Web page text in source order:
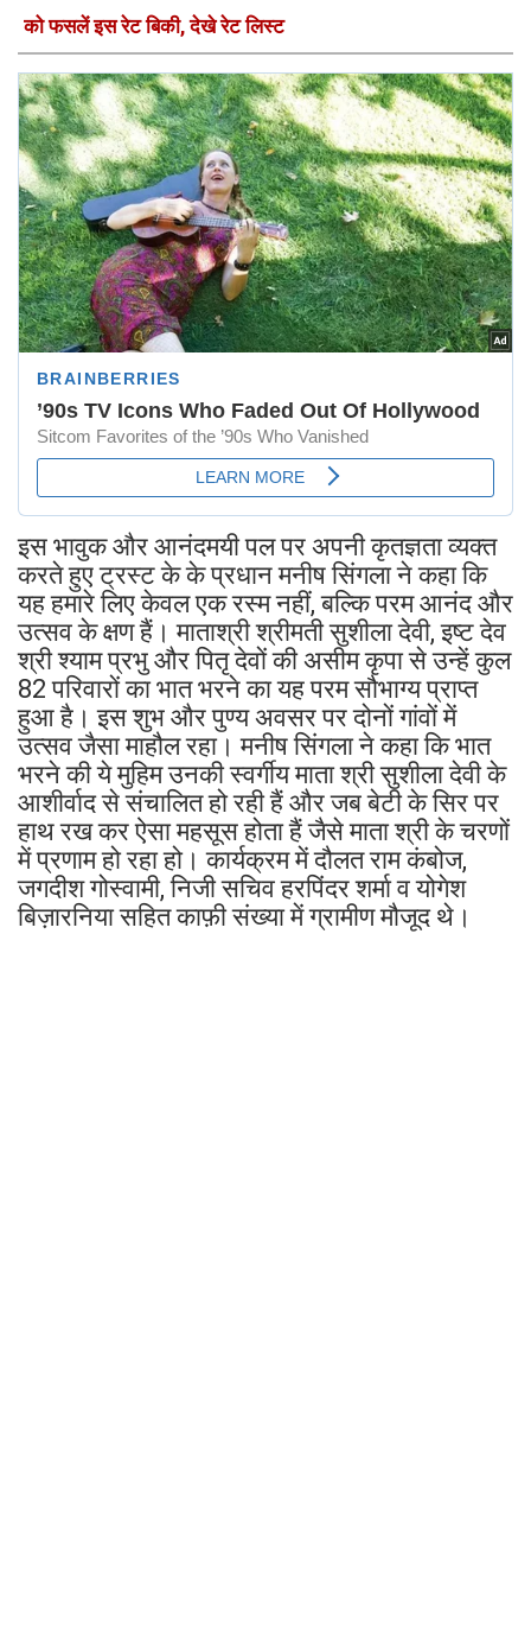
को फसलें इस रेट बिकी, देखे रेट लिस्ट
इस भावुक और आनंदमयी पल पर अपनी कृतज्ञता व्यक्त
करते हुए ट्रस्ट के के प्रधान मनीष सिंगला ने कहा कि
यह हमारे लिए केवल एक रस्म नहीं, बल्कि परम आनंद और
उत्सव के क्षण हैं। माताश्री श्रीमती सुशीला देवी, इष्ट देव
श्री श्याम प्रभु और पितृ देवों की असीम कृपा से उन्हें कुल
82 परिवारों का भात भरने का यह परम सौभाग्य प्राप्त
हुआ है। इस शुभ और पुण्य अवसर पर दोनों गांवों में
उत्सव जैसा माहौल रहा। मनीष सिंगला ने कहा कि भात
भरने की ये मुहिम उनकी स्वर्गीय माता श्री सुशीला देवी के
आशीर्वाद से संचालित हो रही हैं और जब बेटी के सिर पर
हाथ रख कर ऐसा महसूस होता हैं जैसे माता श्री के चरणों
में प्रणाम हो रहा हो। कार्यक्रम में दौलत राम कंबोज,
जगदीश गोस्वामी, निजी सचिव हरपिंदर शर्मा व योगेश
बिज़ारनिया सहित काफ़ी संख्या में ग्रामीण मौजूद थे। ‎